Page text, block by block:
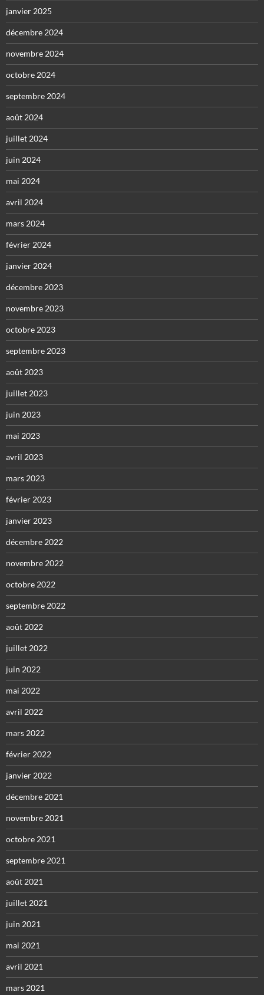
janvier 2025
décembre 2024
novembre 2024
octobre 2024
septembre 2024
août 2024
juillet 2024
juin 2024
mai 2024
avril 2024
mars 2024
février 2024
janvier 2024
décembre 2023
novembre 2023
octobre 2023
septembre 2023
août 2023
juillet 2023
juin 2023
mai 2023
avril 2023
mars 2023
février 2023
janvier 2023
décembre 2022
novembre 2022
octobre 2022
septembre 2022
août 2022
juillet 2022
juin 2022
mai 2022
avril 2022
mars 2022
février 2022
janvier 2022
décembre 2021
novembre 2021
octobre 2021
septembre 2021
août 2021
juillet 2021
juin 2021
mai 2021
avril 2021
mars 2021